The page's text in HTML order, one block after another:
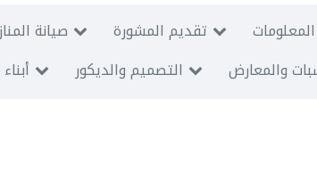
صيانة تقديم المشورة
التصميم والديكور والمعارض